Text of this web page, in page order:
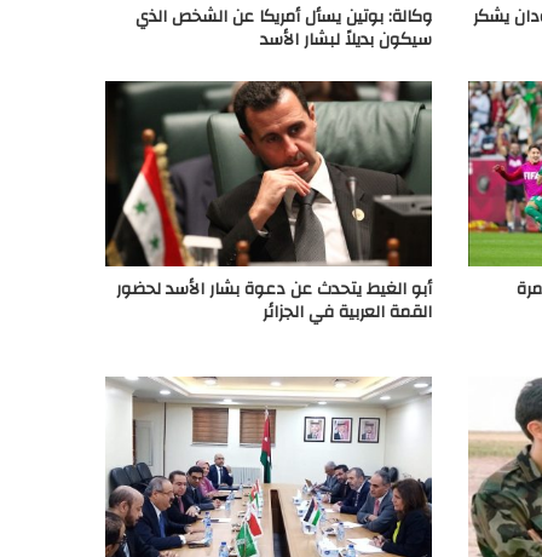
يشكر وكالة: بوتين يسأل أمريكا عن الشخص الذي
سيكون بديلاً لبشار الأسد
أبو الغيط يتحدث عن دعوة بشار الأسد لحضور
القمة العربية في الجزائر